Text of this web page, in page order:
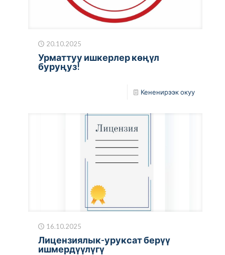
20.10.2025
Урматтуу ишкерлер көңүл
буруңуз!
Кененирээк окуу
16.10.2025
Лицензиялык-уруксат берүү
ишмердүүлүгү